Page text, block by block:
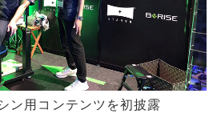
ン用コンテンツを初披露